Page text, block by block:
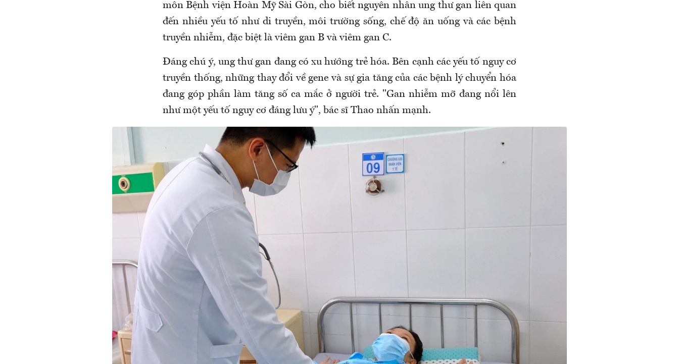
môn Bệnh viện Hoàn Mỹ Sài Gòn, cho biết nguyên nhân ung thư gan liên quan
đến nhiều yếu tố như di truyền, môi trường sống, chế độ ăn uống và các bệnh
truyền nhiễm, đặc biệt là viêm gan B và viêm gan C.
Đáng chú ý, ung thư gan đang có xu hướng trẻ hóa. Bên cạnh các yếu tố nguy cơ
truyền thống, những thay đổi về gene và sự gia tăng của các bệnh lý chuyển hóa
đang góp phần làm tăng số ca mắc ở người trẻ. "Gan nhiễm mỡ đang nổi lên
như một yếu tố nguy cơ đáng lưu ý", bác sĩ Thao nhấn mạnh.